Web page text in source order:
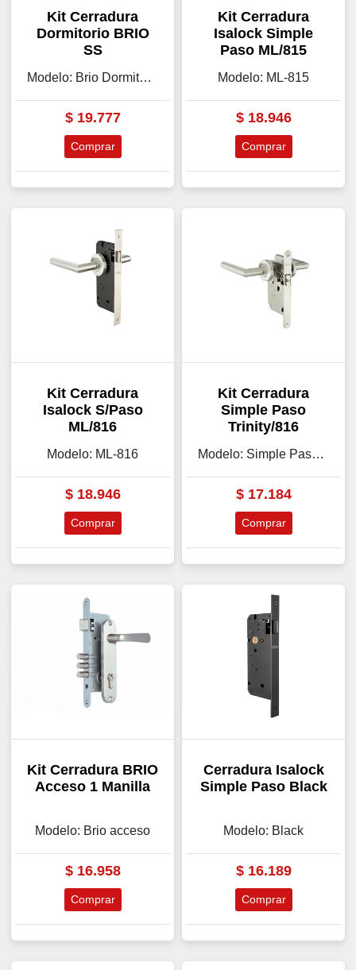
Kit Cerradura
Dormitorio BRIO
SS
Modelo: Brio Dormitorio
$19.777
Comprar
Kit Cerradura
Isalock Simple
Paso ML/815
Modelo: ML-815
$18.946
Comprar
Kit Cerradura
Isalock S/Paso
ML/816
Modelo: ML-816
$18.946
Comprar
Kit Cerradura
Simple Paso
Trinity/816
Modelo: Simple Paso Trinity/816
$17.184
Comprar
Kit Cerradura BRIO
Acceso 1 Manilla
Modelo: Brio acceso
$16.958
Comprar
Cerradura Isalock
Simple Paso Black
Modelo: Black
$16.189
Comprar